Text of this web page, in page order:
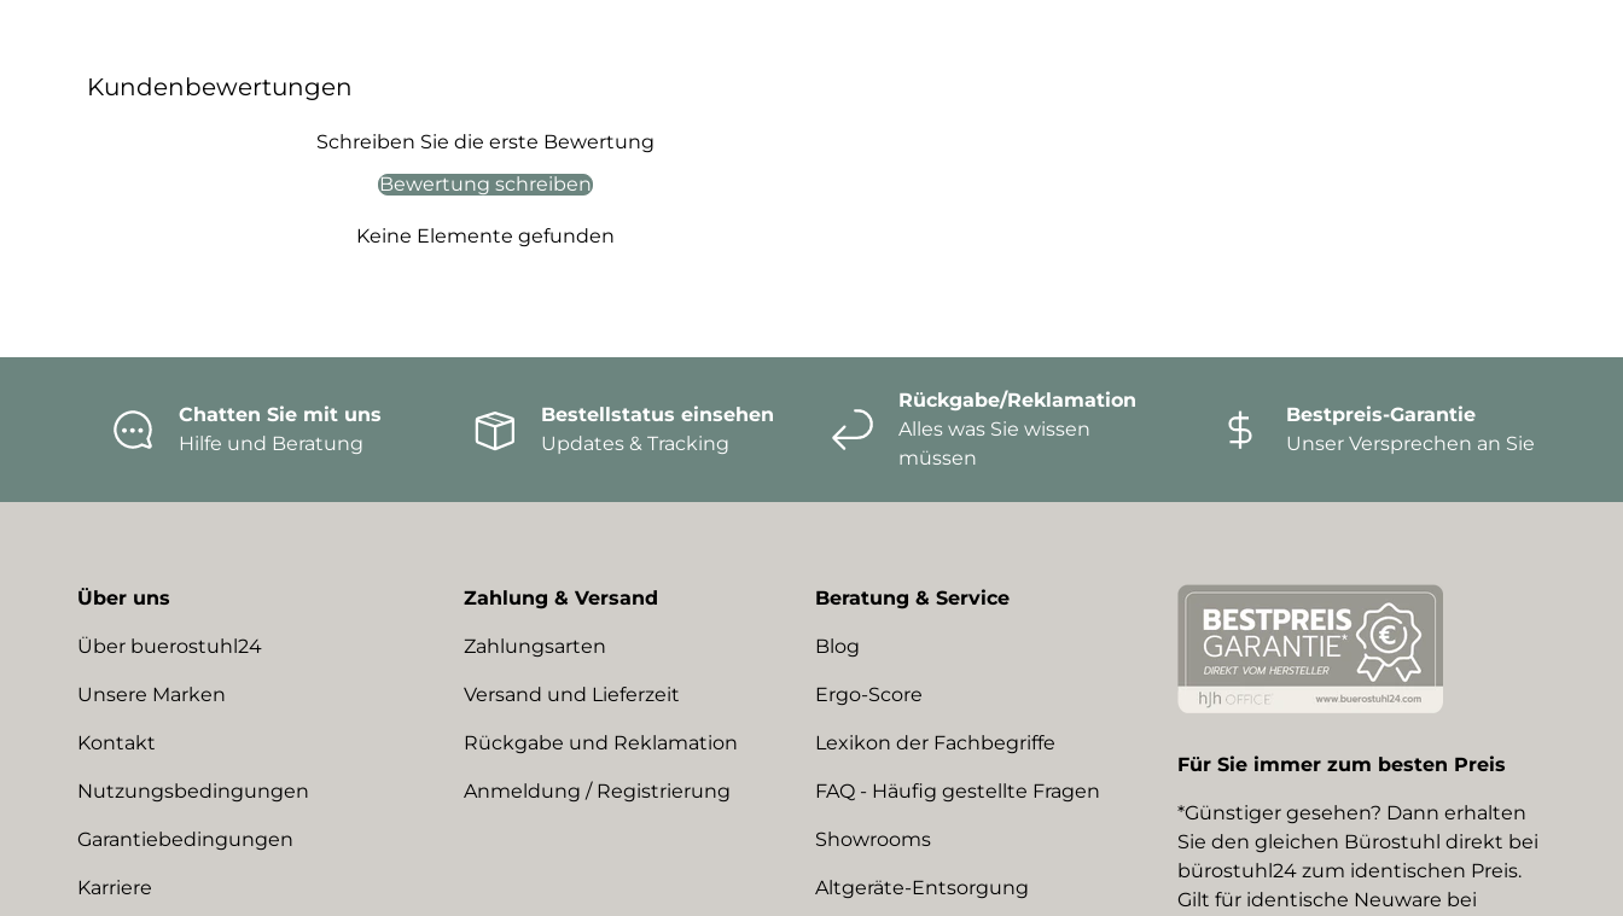
Kundenbewertungen
Schreiben Sie die erste Bewertung
Bewertung schreiben
Keine Elemente gefunden
Chatten Sie mit uns
Hilfe und Beratung
Bestellstatus einsehen
Updates & Tracking
Rückgabe/Reklamation
Alles was Sie wissen
müssen
Bestpreis-Garantie
Unser Versprechen an Sie
Über uns
Über buerostuhl24
Unsere Marken
Kontakt
Nutzungsbedingungen
Garantiebedingungen
Karriere
Zahlung & Versand
Zahlungsarten
Versand und Lieferzeit
Rückgabe und Reklamation
Anmeldung / Registrierung
Beratung & Service
Blog
Ergo-Score
Lexikon der Fachbegriffe
FAQ - Häufig gestellte Fragen
Showrooms
Altgeräte-Entsorgung
Für Sie immer zum besten Preis
*Günstiger gesehen? Dann erhalten
Sie den gleichen Bürostuhl direkt bei
bürostuhl24 zum identischen Preis.
Gilt für identische Neuware bei